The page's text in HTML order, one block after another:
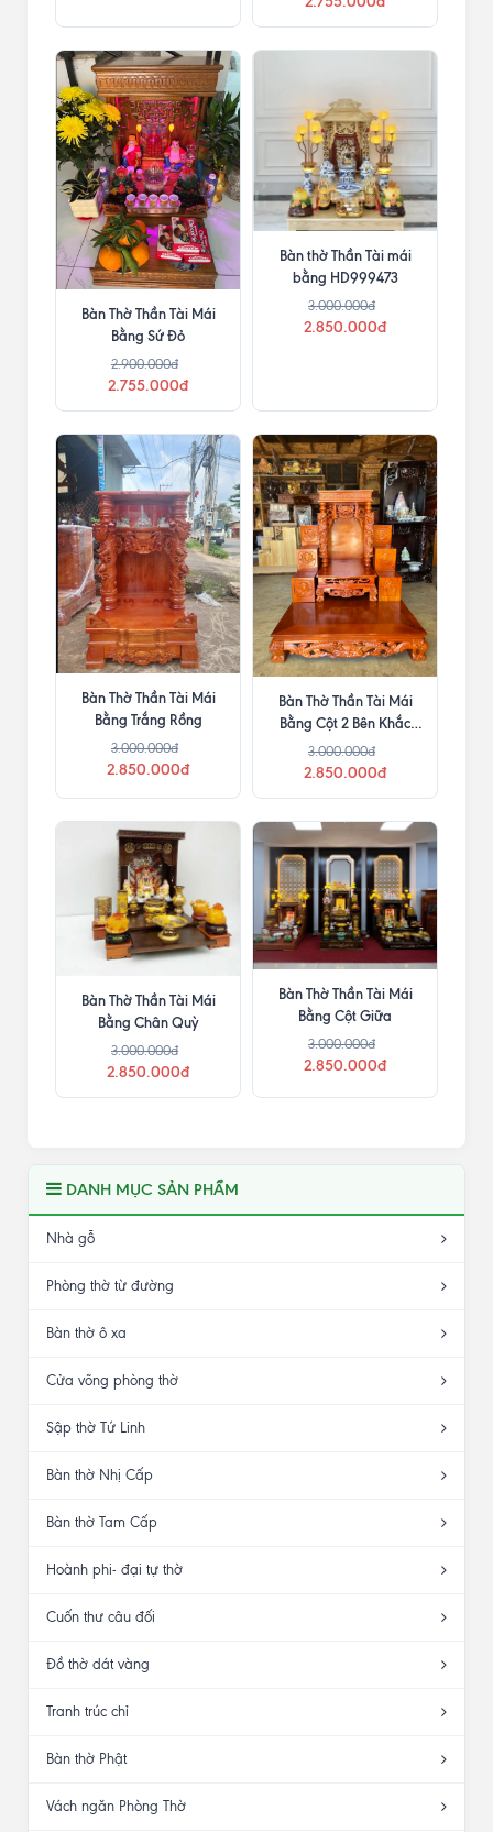
Bàn Thờ Thần Tài Mái
Bằng Sứ Đỏ
2.900.000đ
2.755.000đ
Bàn thờ Thần Tài mái
bằng HD999473
3.000.000đ
2.850.000đ
Bàn Thờ Thần Tài Mái
Bằng Trắng Rồng
3.000.000đ
2.850.000đ
Bàn Thờ Thần Tài Mái
Bằng Cột 2 Bên Khắc
Chữ
3.000.000đ
2.850.000đ
Bàn Thờ Thần Tài Mái
Bằng Chân Quỳ
3.000.000đ
2.850.000đ
Bàn Thờ Thần Tài Mái
Bằng Cột Giữa
3.000.000đ
2.850.000đ
DANH MỤC SẢN PHẨM
Nhà gỗ
Phòng thờ từ đường
Bàn thờ ô xa
Cửa võng phòng thờ
Sập thờ Tứ Linh
Bàn thờ Nhị Cấp
Bàn thờ Tam Cấp
Hoành phi- đại tự thờ
Cuốn thư câu đối
Đồ thờ dát vàng
Tranh trúc chỉ
Bàn thờ Phật
Vách ngăn Phòng Thờ